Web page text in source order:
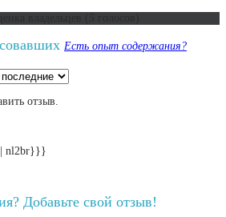
Есть опыт содержания?
отзыв.
| nl2br}}}
Добавьте свой отзыв!